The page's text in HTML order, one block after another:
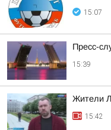
15:07
Пресс-
15:39
Жители
15:42